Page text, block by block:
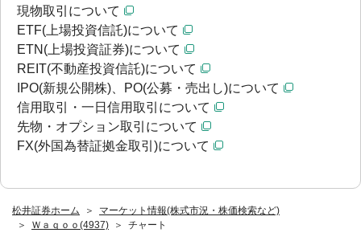
松井証券ホーム
マーケット情報(株式市況・株価検索など)
Ｗａｑｏｏ(4937)
チャート
現物取引について
ETF(上場投資信託)について
ETN(上場投資証券)について
REIT(不動産投資信託)について
IPO(新規公開株)、PO(公募・売出し)について
信用取引・一日信用取引について
先物・オプション取引について
FX(外国為替証拠金取引)について